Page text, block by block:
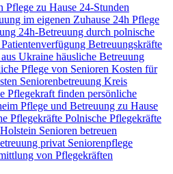
Pflege zu Hause 24-Stunden
im eigenen Zuhause 24h Pflege
24h-Betreuung durch polnische
Betreuungskräfte
Ukraine häusliche Betreuung
Pflege von Senioren Kosten für
Seniorenbetreuung Kreis
Pflegekraft finden persönliche
Pflege und Betreuung zu Hause
Pflegekräfte Polnische Pflegekräfte
Senioren betreuen
privat Seniorenpflege
von Pflegekräften